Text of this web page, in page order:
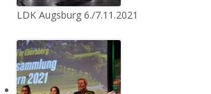
LDK Augsburg 6./7.11.2021